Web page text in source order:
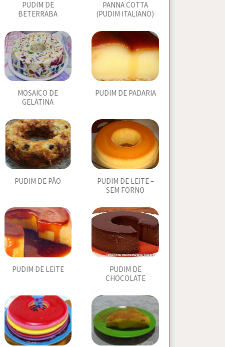
PUDIM DE
BETERRABA
PANNA COTTA
(PUDIM ITALIANO)
MOSAICO DE
GELATINA
PUDIM DE PADARIA
PUDIM DE PÃO
PUDIM DE LEITE –
SEM FORNO
PUDIM DE LEITE
PUDIM DE
CHOCOLATE